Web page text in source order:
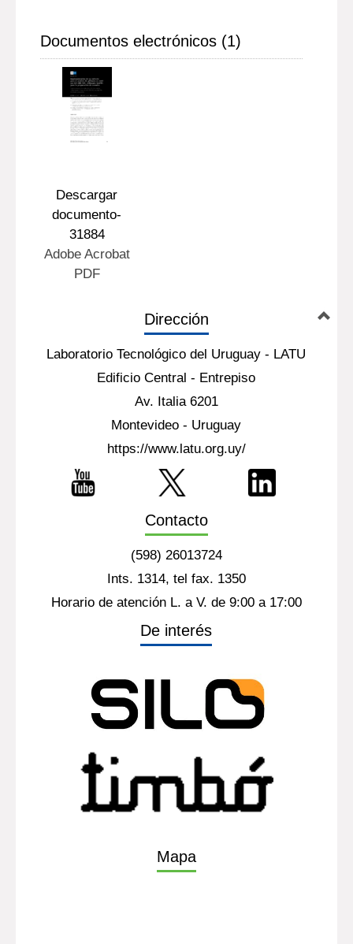
Documentos electrónicos (1)
Descargar
documento-
31884
Adobe Acrobat
PDF
Dirección
Laboratorio Tecnológico del Uruguay - LATU
Edificio Central - Entrepiso
Av. Italia 6201
Montevideo - Uruguay
https://www.latu.org.uy/
Contacto
(598) 26013724
Ints. 1314, tel fax. 1350
Horario de atención L. a V. de 9:00 a 17:00
De interés
Mapa